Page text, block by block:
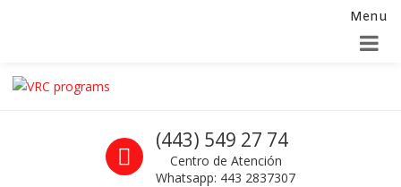
Menu
Skip to navigation
Skip to content
La seguridad de su empresa es nuestro negocio.
Call us
(443) 549 27 74
Centro de Atención
Whatsapp: 443 2837307